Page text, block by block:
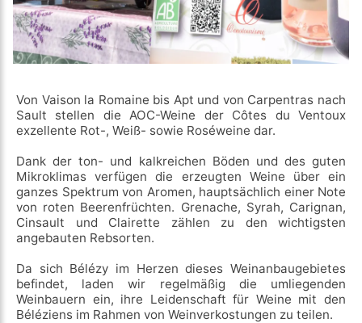
Von Vaison la Romaine bis Apt und von Carpentras nach
Sault stellen die AOC-Weine der Côtes du Ventoux
exzellente Rot-, Weiß- sowie Roséweine dar.
Dank der ton- und kalkreichen Böden und des guten
Mikroklimas verfügen die erzeugten Weine über ein
ganzes Spektrum von Aromen, hauptsächlich einer Note
von roten Beerenfrüchten. Grenache, Syrah, Carignan,
Cinsault und Clairette zählen zu den wichtigsten
angebauten Rebsorten.
Da sich Bélézy im Herzen dieses Weinanbaugebietes
befindet, laden wir regelmäßig die umliegenden
Weinbauern ein, ihre Leidenschaft für Weine mit den
Béléziens im Rahmen von Weinverkostungen zu teilen.